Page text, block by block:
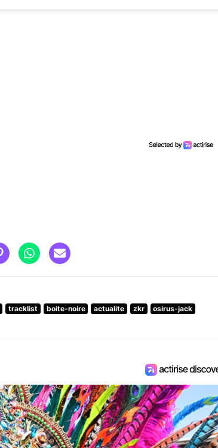
tracklist boite-noire actualite zkr
osirus-jack